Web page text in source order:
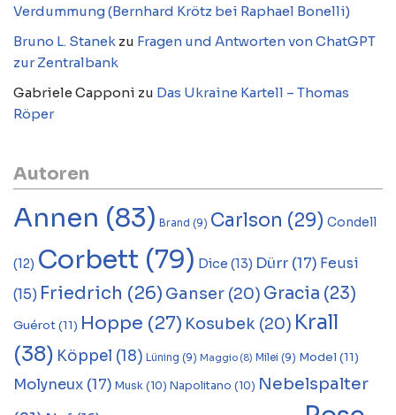
Verdummung (Bernhard Krötz bei Raphael Bonelli)
Bruno L. Stanek zu Fragen und Antworten von ChatGPT
zur Zentralbank
Gabriele Capponi zu Das Ukraine Kartell – Thomas
Röper
Autoren
Annen (83) Brand (9) Carlson (29) Condell
(12) Corbett (79) Dice (13) Dürr (17) Feusi
(15) Friedrich (26) Ganser (20) Gracia (23)
Guérot(11) Hoppe (27) Kosubek (20) Krall
(38) Köppel (18) Lüning (9) Maggio (8) Milei (9) Model (11)
Molyneux (17) Musk(10) Napolitano (10) Nebelspalter